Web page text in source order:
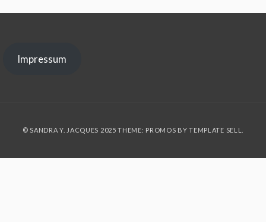
Impressum
© SANDRA Y. JACQUES 2025 THEME: PROMOS BYTEMPLATE SELL